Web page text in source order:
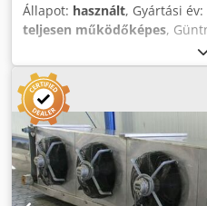
Állapot: használt, Gyártási év:
teljesen működőképes,
kondenzátor. Víz hűtésére is
függőleges és vízszintes
(szintén alkalmasak
találhatók). Helyszín:
Chodpfjygyd Iox Am Aoa